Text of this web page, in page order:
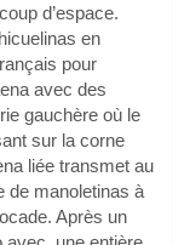
d’espace.
en
pour
avec des
gauchère où le
sur la corne
liée transmet au
de manoletinas à
Après un